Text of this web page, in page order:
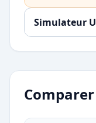
Simulateur